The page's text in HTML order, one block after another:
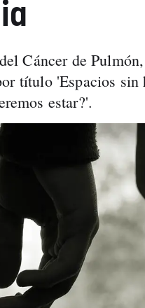
Cáncer de
título 'Espacios sin
estar?'.